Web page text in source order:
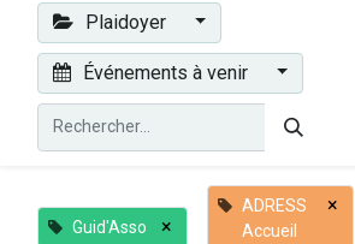
Plaidoyer
Événements à venir
Guid'Asso ×
ADRESS
Accueil
×